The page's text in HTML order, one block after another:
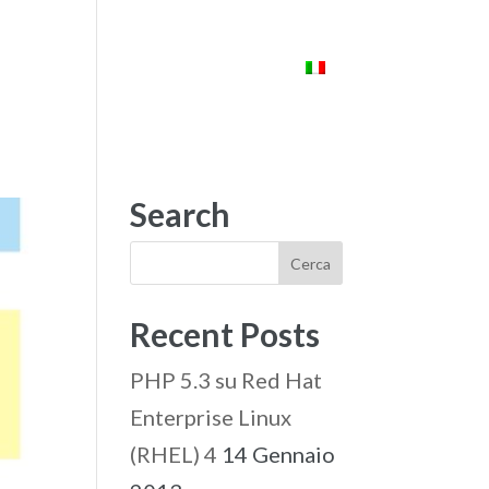
Search
Recent Posts
PHP 5.3 su Red Hat
Enterprise Linux
(RHEL) 4 14 Gennaio